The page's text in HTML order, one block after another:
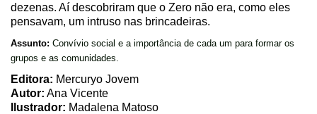
dezenas. Aí descobriram que o Zero não era, como eles
pensavam, um intruso nas brincadeiras.
Assunto: Convívio social e a importância de cada um para formar os
grupos e as comunidades.
Editora: Mercuryo Jovem
Autor: Ana Vicente
Ilustrador: Madalena Matoso